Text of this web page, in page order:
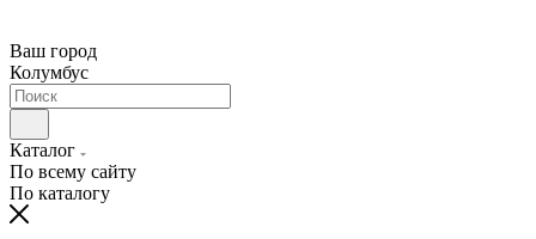
Ваш город
Колумбус
Каталог
По всему сайту
По каталогу